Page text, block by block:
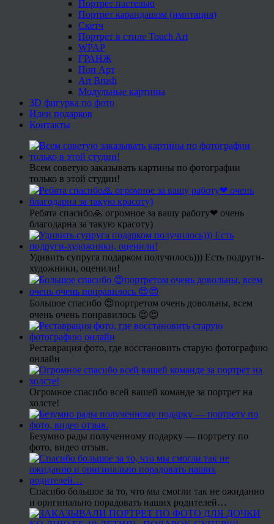
Портрет пастелью
Портрет карандашом (имитация)
Скетч
Портрет в стиле Touch Art
WPAP
ГРАНЖ
Поп Арт
Art Brush
Модульные картины
3D фигурка по фото
Идеи подарков
Контакты
Всем советую заказывать картины по фотографии
только в этой студии!
Ребята спасибо🙏 огромное за вашу работу❤ очень
благодарна за такую красоту)
Удивить супруга подарком получилось))) Есть подруги-
художники, оценили!
Большое спасибо 😍портретом очень довольны, всем
очень очень понравилось 😍😍
Реставрация фото, где восстановить старую фотографию
онлайн
Огромное спасибо всей вашей команде за портрет на
холсте!
Безумно рады полученному подарку — портрету по
фото, видео отзыв.
Спасибо большое за то, что мы смогли так не ожиданно
и оригинально порадовать наших родителей…